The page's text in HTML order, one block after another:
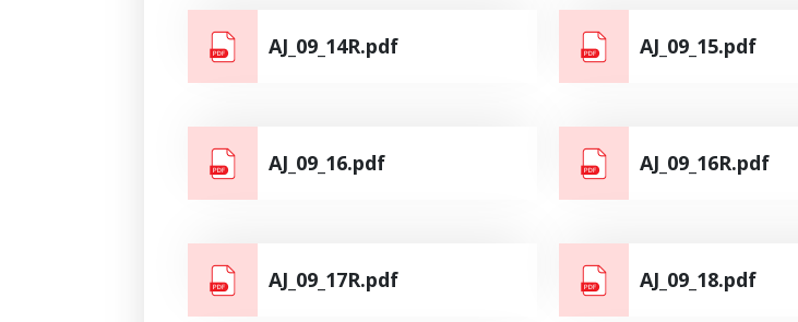
AJ_09_14R.pdf AJ_09_15.pdf
AJ_09_16.pdf AJ_09_16R.pdf
AJ_09_17R.pdf AJ_09_18.pdf